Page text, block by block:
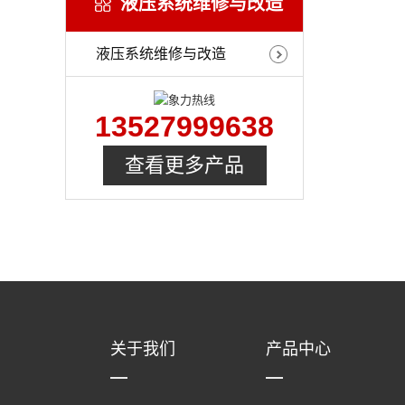
液压系统维修与改造
13527999638
查看更多产品
关于我们 产品中心